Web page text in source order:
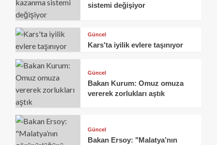
sistemi değişiyor
Güncel
Kars'ta iyilik evlere taşınıyor
Güncel
Bakan Kurum: Omuz omuza
vererek zorlukları aştık
Güncel
Bakan Ersoy: "Malatya’nın